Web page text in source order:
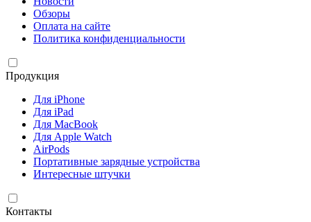
Обзоры
Оплата на сайте
Политика конфиденциальности
Продукция
Для iPhone
Для iPad
Для MacBook
Для Apple Watch
AirPods
Портативные зарядные устройства
Интересные штучки
Контакты